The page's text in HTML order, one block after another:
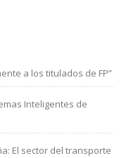
a los titulados de FP”
Inteligentes de
El sector del transporte